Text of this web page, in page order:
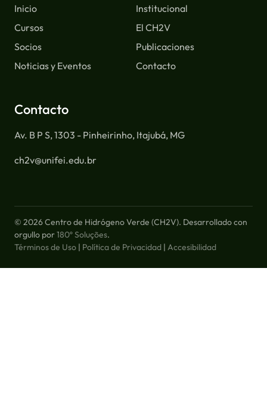
Inicio
Institucional
Cursos
El CH2V
Socios
Publicaciones
Noticias y Eventos
Contacto
Contacto
Av. B P S, 1303 - Pinheirinho, Itajubá, MG
ch2v@unifei.edu.br
© 2026 Centro de Hidrógeno Verde (CH2V). Desarrollado con
orgullo por180º Soluções.
Términos de Uso | Política de Privacidad | Accesibilidad